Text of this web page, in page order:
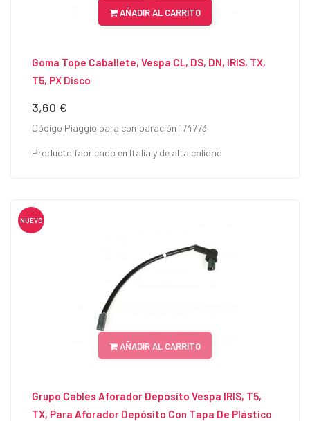
AÑADIR AL CARRITO
Goma Tope Caballete, Vespa CL, DS, DN, IRIS, TX,
T5, PX Disco
Precio
3,60 €
Código Piaggio para comparación 174773
Producto fabricado en Italia y de alta calidad
NUEVO
AÑADIR AL CARRITO
Grupo Cables Aforador Depósito Vespa IRIS, T5,
TX, Para Aforador Depósito Con Tapa De Plástico